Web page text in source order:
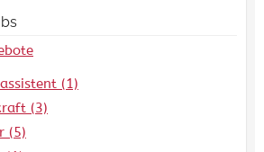
(1)
(3)
(5)